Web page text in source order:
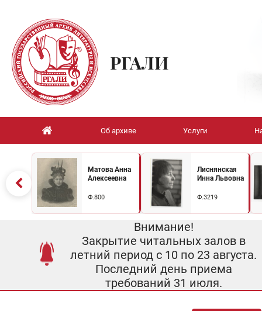
РГАЛИ
Об архиве Услуги
Матова Анна
Алексеевна
Ф.800
Лиснянская
Инна Львовна
Ф.3219
Внимание!
Закрытие читальных залов в
летний период с 10 по 23 августа.
Последний день приема
требований 31 июля.